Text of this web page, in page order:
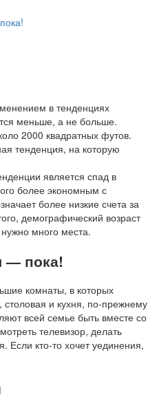
в тенденциях
меньше, а не больше.
2000 квадратных футов.
тенденция, на которую
является спад в
более экономным с
более низкие счета за
демографический возраст
много места.
— пока!
комнаты, в которых
и кухня, по-прежнему
всей семье быть вместе со
телевизор, делать
Если кто-то хочет уединения,